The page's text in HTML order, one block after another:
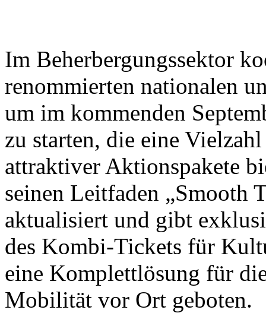
Im Beherbergungssektor
renommierten nationalen
um im kommenden
zu starten, die eine
attraktiver Aktionspakete
seinen Leitfaden „Smooth
aktualisiert und gibt
des Kombi-Tickets für
eine Komplettlösung für
Mobilität vor Ort geboten.